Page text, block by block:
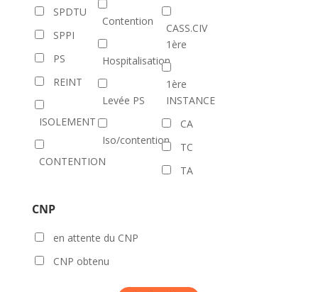
SPDTU
SPPI
PS
REINT
ISOLEMENT
CONTENTION
Contention
Hospitalisation
Levée PS
Iso/contention
CASS.CIV
1ère
1ère
INSTANCE
CA
TC
TA
CNP
en attente du CNP
CNP obtenu